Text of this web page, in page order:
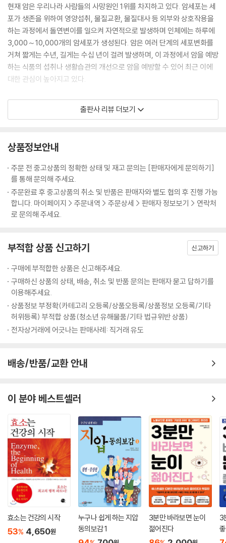
현재 암은 우리나라 사람들의 사망원인 1위를 차지하고 있다. 암세포는 세
포가 생존을 위하여 영양섭취, 물질교환, 물질대사 등 외부와 상호작용을
하는 과정에서 돌연변이를 일으켜 자연적으로 발생하며 인체에는 하루에
3,000～10,000개의 암세포가 생성된다. 암은 여러 단계의 세포변화를
거쳐 짧게는 수년, 길게는 수십 년이 걸려 발생하며, 이 과정에서 암을 예방
하는 식품의 섭취나 생활습관의 개선으로 암을 예방할 수 있어 최근 이에
대한 관심이 높아지고 있다.
암, 면역력 강화가 답
현재 암은 수술요법, 항암화학요법, 방사선요법으로 치료되고 있는데 이
으로 암 치료율을 높이려는 시도가 활발히 진행되고 있다. 이들 보완요법
은 인간이 보편적으로 가지고 있는자연치유력을 높이려는 시도이다. 자연
치유력이란 정신적인 것, 심리적인 것, 물이나 공기와 같은 환경적인 것,
인간관계 등 모든 환경과 긴밀한 관계를 맺고 있다.
서양의학에서는 체내의 면역기능, 예를 들면 T세포, NK세포(Natural Kill
er Cell, 자연살해세포), B세포, 대식세포와 같은 면역력에 관련되는 것들
성하여 암세포를 살해하는 킬러 T세포가 생성되도록 한다. 킬러 T세포와
로 자연히 생겨 암세포를 죽이는 면역세포이다. 체내의 NK세포의 활성은
일반적으로 20세에 최고에 달하며, 나이가 들어가게 됨에 따라 계속 떨어
져 60세에는 1/2, 80세에는 1/3로 떨어진다. 이것이 고령자에 있어서 암
환자가 많은 이유 중의 하나이다. 그래서 암을 예방하거나 개선하기 위해
서는 암세포를 공격하는 NK세포의 활성을 증강시킬 필요가 있다.
이 책에서는 이러한 면역력을 어떻게 강화시킬 수 있는지에 대해 소개한
도 한 것이 바로 면역력이기 때문이다. 최근에는 암도 고혈압이나 당뇨병
처럼 평생 동안 치료 유지되는 만성질환으로 인식되고 있으므로 면역요법
면역세포를 활성화시켜 주는 인삼다당체의 효능
면역요법의 중요성이 강조되고 있는 상황에서 버섯, 해초류, 인삼 등에서
추출한 다당체가 비특이적 면역증강제로 각광을 받고 있다. 이 책에서는
특히 인삼다당체 진산의 면역조절작용을 소개한다. 먼저, 인삼다당체 진산
은 대식세포와 NK세포를 활성화시키는 기전으로 생쥐에 이식된 B16-F1
0 흑색종의 전이를 억제시켰으며, LLC 폐암세포와 EMT-6 유방암세포
의 성장을 억제시켰다. 진산은 암세포에 직접 작용하는 것이 아니라 면역
세포의 암세포 살해능력을 증강시켜 암세포를 퇴치한다는 연구결과를 통
해서 인삼다당체 진산을 이용한 암의 보완치료방법을 제시한다. 두 번째
로, 인삼다당체 진산은 대식세포를 활성화시키는 기전으로 박테리아의 감
염을 억제하며, 박테리아 감염시 염증성 사이토카인의 생성을 억제시키는
기전으로 패혈증을 억제한다. 또한 인플루엔자 바이러스 감염을 억제한다.
출판사 리뷰 더보기
상품정보안내
주문 전 중고상품의 정확한 상태 및 재고 문의는 [판매자에게 문의하기]
를 통해 문의해 주세요.
주문완료 후 중고상품의 취소 및 반품은 판매자와 별도 협의 후 진행 가능
합니다. 마이페이지 > 주문내역 > 주문상세 > 판매자 정보보기 > 연락처
로 문의해 주세요.
부적합 상품 신고하기 신고하기
구매에 부적합한 상품은 신고해주세요.
구매하신 상품의 상태, 배송, 취소 및 반품 문의는 판매자 묻고 답하기를
이용해주세요.
상품정보 부정확(카테고리 오등록/상품오등록/상품정보 오등록/기타
허위등록) 부적합 상품(청소년 유해물품/기타 법규위반 상품)
전자상거래에 어긋나는 판매사례: 직거래 유도
배송/반품/교환 안내
이 분야 베스트셀러
효소는 건강의 시작
53% 4,650원
누구나 쉽게 하는 지압
동의보감 1
3분만 바라보면 눈이
젊어진다
3